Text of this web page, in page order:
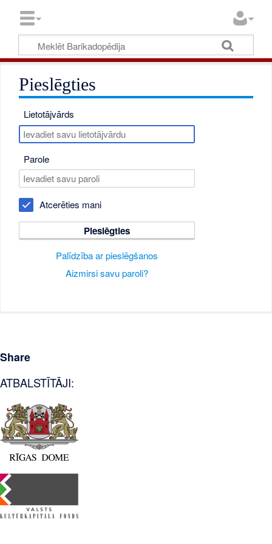
Pieslēgties
Lietotājvārds
Parole
Atcerēties mani
Pieslēgties
Palīdzība ar pieslēgšanos
Aizmirsi savu paroli?
Share
ATBALSTĪTĀJI: